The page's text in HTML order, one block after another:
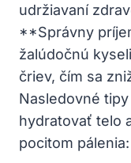
udržiavaní
**Správny
žalúdočnú
čriev, čím sa
Nasledovné
hydratovať telo
pocitom pálenia: